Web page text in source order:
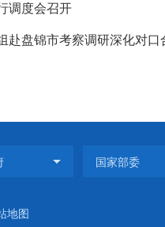
调度会召开
赴盘锦市考察调研深化对口
地图